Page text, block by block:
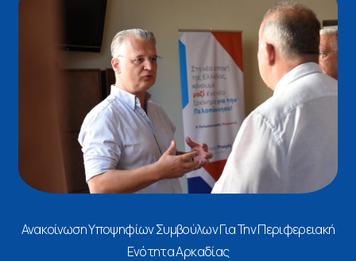
Ανακοίνωση Υποψηφίων Συμβούλων Για Την Περιφερειακή
Ενότητα Αρκαδίας